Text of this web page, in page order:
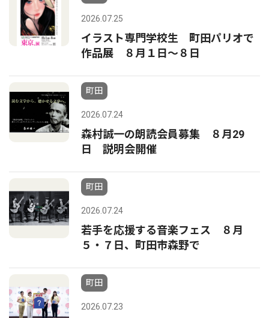
2026.07.25
イラスト専門学校生 町田パリオで
作品展 ８月１日〜８日
町田
2026.07.24
森村誠一の朗読会員募集 ８月29
日 説明会開催
町田
2026.07.24
若手を応援する音楽フェス ８月
５・７日、町田市森野で
町田
2026.07.23